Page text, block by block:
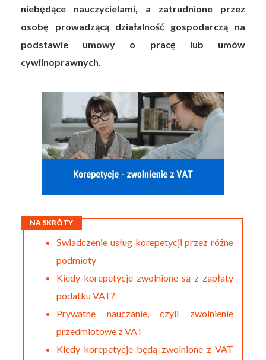
niebędące nauczycielami, a zatrudnione przez
osobę prowadzącą działalność gospodarczą na
podstawie umowy o pracę lub umów
cywilnoprawnych.
NA SKRÓTY
Świadczenie usług korepetycji przez różne
podmioty
Kiedy korepetycje zwolnione są z zapłaty
podatku VAT?
Prywatne nauczanie, czyli zwolnienie
przedmiotowe z VAT
Kiedy korepetycje będą zwolnione z VAT